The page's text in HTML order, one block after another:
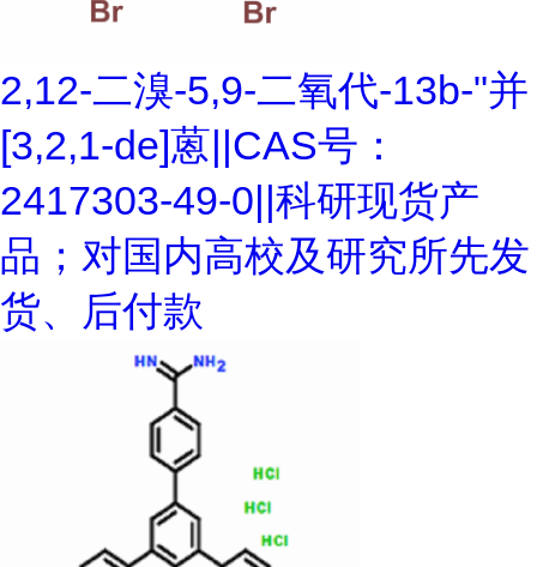
2,12-二溴-5,9-二氧代-13b-"并
[3,2,1-de]蒽||CAS号：
2417303-49-0||科研现货产
品；对国内高校及研究所先发
货、后付款